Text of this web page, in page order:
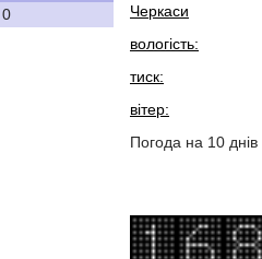
0
Черкаси
вологість:
тиск:
вітер:
Погода на 10 днів